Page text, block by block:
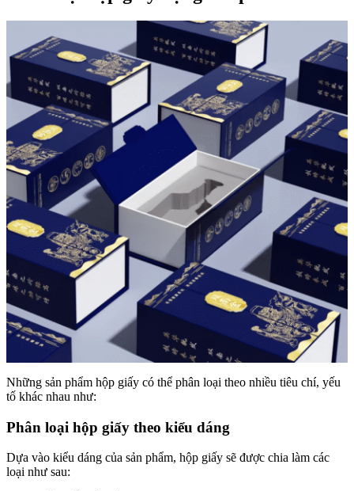
Những sản phẩm hộp giấy có thể phân loại theo nhiều tiêu chí, yếu
tố khác nhau như:
Phân loại hộp giấy theo kiểu dáng
Dựa vào kiểu dáng của sản phẩm, hộp giấy sẽ được chia làm các
loại như sau: